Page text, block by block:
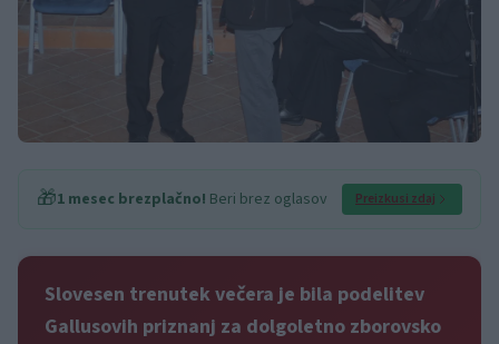
🎁1 mesec brezplačno! Beri brez oglasov Preizkusi zdaj
Slovesen trenutek večera je bila podelitev
Gallusovih priznanj za dolgoletno zborovsko